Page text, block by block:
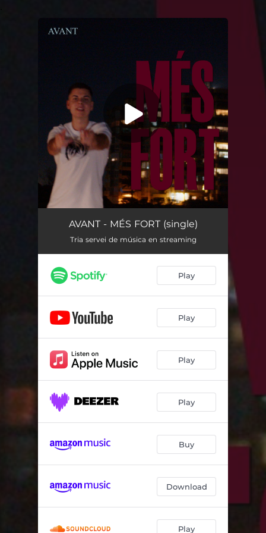
MÉS FORT 02:57
AVANT - MÉS FORT (single)
Tria servei de música en streaming
Play
Play
Play
Play
Buy
Download
Play